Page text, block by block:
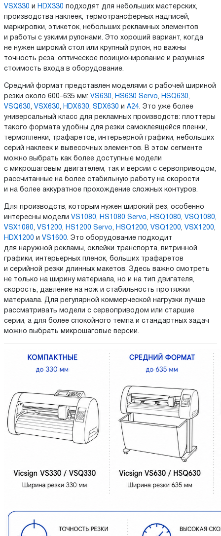
VSX330 и HDX330 подходят для небольших мастерских,
производства наклеек, термотрансферных надписей,
маркировки, этикеток, небольших рекламных элементов
и работы с узкими рулонами. Это хороший вариант, когда
не нужен широкий стол или крупный рулон, но важны
точность реза, оптическое позиционирование и разумная
стоимость входа в оборудование.
Средний формат представлен моделями с рабочей шириной
резки около 600–635 мм: VS630, HS630 Servo, HSQ630,
VSQ630, VSX630, HDX630, SDX630 и A24. Это уже более
универсальный класс для рекламных производств: плоттеры
такого формата удобны для резки самоклеящейся пленки,
термопленки, трафаретов, интерьерной графики, небольших
серий наклеек и вывесочных элементов. В этом сегменте
можно выбрать как более доступные модели
с микрошаговым двигателем, так и версии с сервоприводом,
рассчитанные на более стабильную работу на скорости
и на более аккуратное прохождение сложных контуров.
Для производств, которым нужен широкий рез, особенно
интересны модели VS1080, HS1080 Servo, HSQ1080, VSQ1080,
VSX1080, VS1200, HS1200 Servo, HSQ1200, VSQ1200, VSX1200,
HDX1200 и VS1600. Это оборудование подходит
для наружной рекламы, оклейки транспорта, витринной
графики, интерьерных пленок, больших трафаретов
и серийной резки длинных макетов. Здесь важно смотреть
не только на ширину материала, но и на тип двигателя,
скорость, давление на нож и стабильность протяжки
материала. Для регулярной коммерческой нагрузки лучше
рассматривать модели с сервоприводом или старшие
серии, а для более спокойного темпа и стандартных задач
можно выбрать микрошаговые версии.